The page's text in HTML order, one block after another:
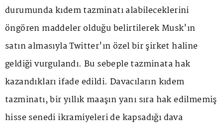
durumunda kıdem tazminatı alabileceklerini
öngören maddeler olduğu belirtilerek Musk'ın
satın almasıyla Twitter'ın özel bir şirket haline
geldiği vurgulandı. Bu sebeple tazminata hak
kazandıkları ifade edildi. Davacıların kıdem
tazminatı, bir yıllık maaşın yanı sıra hak edilmemiş
hisse senedi ikramiyeleri de kapsadığı dava